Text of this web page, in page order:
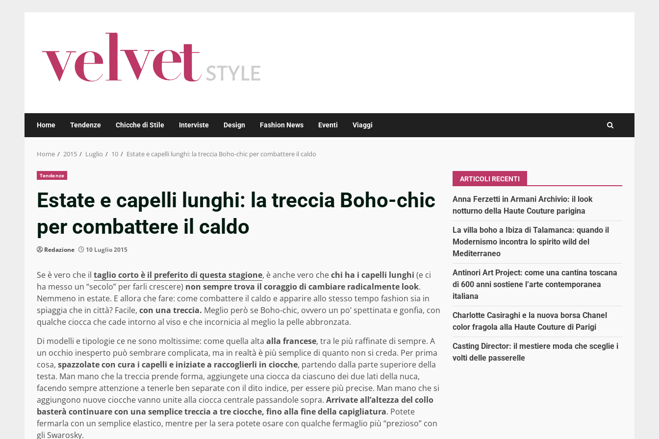
Home Tendenze Chicche di Stile Interviste Design Fashion News Eventi Viaggi
Home 2015 Luglio 10 Estate e capelli lunghi: la treccia Boho-chic per combattere il caldo
Tendenze
Estate e capelli lunghi: la treccia Boho-chic
per combattere il caldo
Redazione 10 Luglio 2015
Se è vero che il taglio corto è il preferito di questa stagione, è anche vero chechi ha i capelli lunghi (e ci
ha messo un “secolo” per farli crescere) non sempre trova il coraggio di cambiare radicalmente look.
Nemmeno in estate. E allora che fare: come combattere il caldo e apparire allo stesso tempo fashion sia in
spiaggia che in città? Facile, con una treccia. Meglio però se Boho-chic, ovvero un po’ spettinata e gonfia, con
qualche ciocca che cade intorno al viso e che incornicia al meglio la pelle abbronzata.
Di modelli e tipologie ce ne sono moltissime: come quella alta alla francese, tra le più raffinate di sempre. A
un occhio inesperto può sembrare complicata, ma in realtà è più semplice di quanto non si creda. Per prima
cosa, spazzolate con cura i capelli e iniziate a raccoglierli in ciocche, partendo dalla parte superiore della
testa. Man mano che la treccia prende forma, aggiungete una ciocca da ciascuno dei due lati della nuca,
facendo sempre attenzione a tenerle ben separate con il dito indice, per essere più precise. Man mano che si
aggiungono nuove ciocche vanno unite alla ciocca centrale passandole sopra. Arrivate all’altezza del collo
basterà continuare con una semplice treccia a tre ciocche, fino alla fine della capigliatura. Potete
fermarla con un semplice elastico, mentre per la sera potete osare con qualche fermaglio più “prezioso” con
gli Swarosky.
ARTICOLI RECENTI
Anna Ferzetti in Armani Archivio: il look
notturno della Haute Couture parigina
La villa boho a Ibiza di Talamanca: quando il
Modernismo incontra lo spirito wild del
Mediterraneo
Antinori Art Project: come una cantina toscana
di 600 anni sostiene l’arte contemporanea
italiana
Charlotte Casiraghi e la nuova borsa Chanel
color fragola alla Haute Couture di Parigi
Casting Director: il mestiere moda che sceglie i
volti delle passerelle